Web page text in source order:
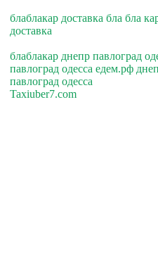
блаблакар доставка бла бла
доставка
блаблакар днепр павлоград
павлоград одесса едем.рф
павлоград одесса
Taxiuber7.com